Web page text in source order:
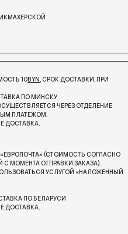
10BYN, СРОК ДОСТАВКИ, ПРИ
ПО МИНСКУ
ЧЕРЕЗ ОТДЕЛЕНИЕ
ПЛАТЕЖОМ.
ДОСТАВКА.
(СТОИМОСТЬ СОГЛАСНО
С МОМЕНТА ОТПРАВКИ ЗАКАЗА).
УСЛУГОЙ «НАЛОЖЕННЫЙ
ПО БЕЛАРУСИ
ДОСТАВКА.